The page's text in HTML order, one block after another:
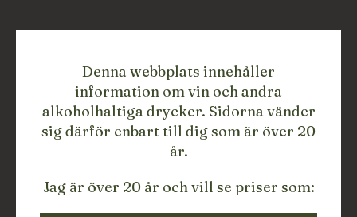
Denna webbplats innehåller
information om vin och andra
alkoholhaltiga drycker. Sidorna vänder
sig därför enbart till dig som är över 20
år.
Jag är över 20 år och vill se priser som: